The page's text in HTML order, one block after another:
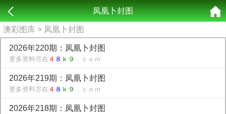
凤凰卜封图
澳彩图库 > 凤凰卜封图
2026年220期：凤凰卜封图
更多资料尽在 ４ ８ ｋ９ ．ｃｏｍ
2026年219期：凤凰卜封图
更多资料尽在 ４ ８ ｋ９ ．ｃｏｍ
2026年218期：凤凰卜封图